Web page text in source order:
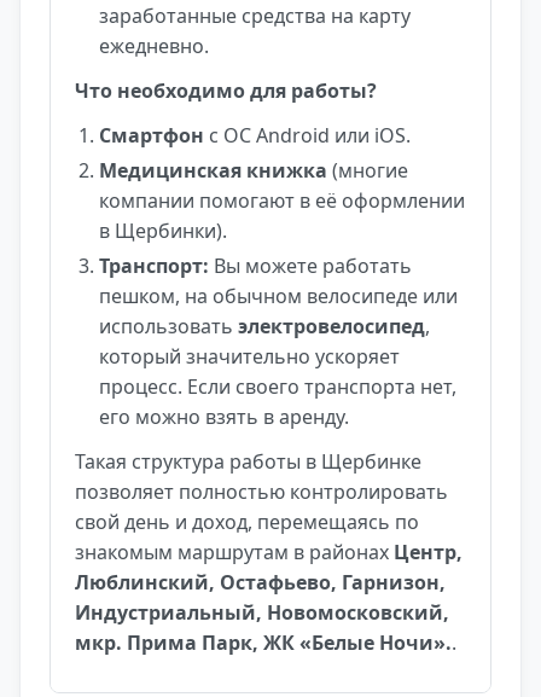
заработанные средства на карту
ежедневно.
Что необходимо для работы?
Смартфон с ОС Android или iOS.
Медицинская книжка (многие
компании помогают в её оформлении
в Щербинки).
Транспорт: Вы можете работать
пешком, на обычном велосипеде или
использовать электровелосипед,
который значительно ускоряет
процесс. Если своего транспорта нет,
его можно взять в аренду.
Такая структура работы в Щербинке
позволяет полностью контролировать
свой день и доход, перемещаясь по
знакомым маршрутам в районах Центр,
Люблинский, Остафьево, Гарнизон,
Индустриальный, Новомосковский,
мкр. Прима Парк, ЖК «Белые Ночи»..